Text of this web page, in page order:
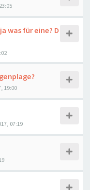
was für eine? D
19:00
07:19